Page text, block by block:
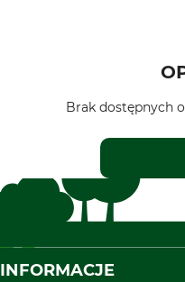
Brak dostępnych
INFORMACJE